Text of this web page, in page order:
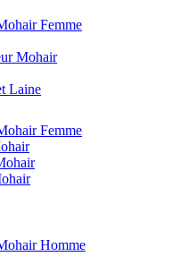
Femme
Mohair
Laine
Femme
Homme